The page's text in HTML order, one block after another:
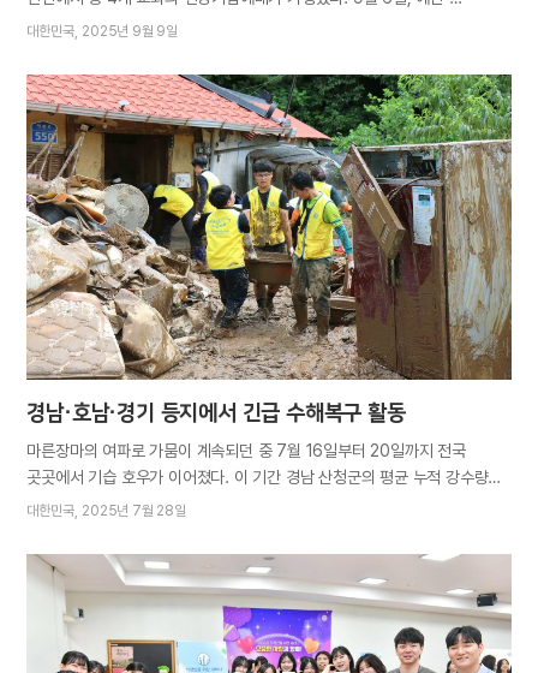
평택고덕교회의 헌당식이 안식일 예배와 겸해 드려진 데 이어 9일에는
방한한 해외 성도 30여 명도 참석해 기쁨을 나누었다. 어머니께서는
무더위를 무릅쓰고 영혼 구원의 사명에 헌신한 성도들의 노고를 치하하시고
각 가정에 축복과 하늘 상급이 넘쳐나길 기도하셨다. 더불어 “하나님의
자녀로서 자부심을 갖고 사랑과 연합으로 복음을 전해 하나님을 기쁘시게
하고, 아름다운 성전을 뭇 영혼에게 구원과 새 삶을 선물하는 공간으로
만들어가자”고 당부하셨다. 총회장 김주철 목사는 “인류 구원을 위해 새
언약 진리를 회복하신 안상홍님은 성경이 증거하는 참 그리스도”라며
구원자를 힘써 따르고 전파하는 것이 구원을 약속받은 성도의 역할임을
일깨웠다. 그 사명을 위해 하나님께서 각 교회를 세우셨음을 재차 강조하고
“새 언약 ‘생명의 떡’에 참예할…
대한민국 2025년 9월 9일
경남·호남·경기 등지에서 긴급 수해복구 활동
마른장마의 여파로 가뭄이 계속되던 중 7월 16일부터 20일까지 전국
곳곳에서 기습 호우가 이어졌다. 이 기간 경남 산청군의 평균 누적 강수량이
632밀리미터를 기록하는 등 각지에서 쏟아진 폭우로 단시간에 불어난
인명 피해가 잇따랐다. 이에 이달 20일부터 8일간 하나님의 교회에서
연인원 1700여 명이 수해 규모가 큰 지역을 찾아 복구에 나섰다. 성도들은
빗물에 쓸리고 토사에 묻힌 삶의 터전이 복구될 수 있도록 일손을 거들었다.
진주교회 진주교회 진주교회 올 3월 대규모 산불로 산림이 훼손된 산청군은
나무가 유실된 상태에서 비까지 내려 토양 침식과 토사 유출로 인한 피해가
대한민국 2025년 7월 28일